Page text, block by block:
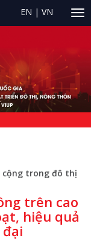
EN | VN
cộng trong đô thị
trên cao
hiệu quả